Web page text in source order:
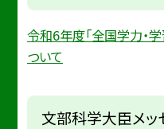
令和6年度「全国学力・
ついて
文部科学大臣メッ